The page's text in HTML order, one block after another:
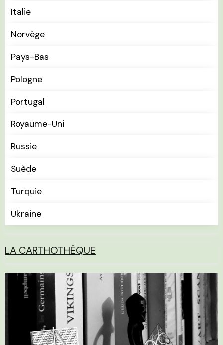
Italie
Norvège
Pays-Bas
Pologne
Portugal
Royaume-Uni
Russie
Suède
Turquie
Ukraine
LA CARTHOTHÈQUE